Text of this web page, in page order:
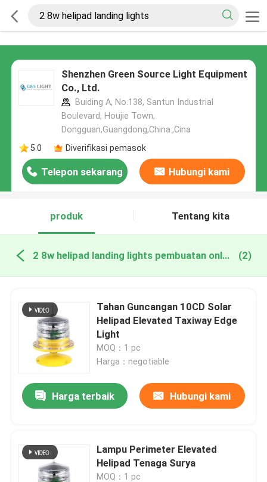
Shenzhen Green Source Light Equipment
Co., Ltd.
Buiding A, No.138, Santun Industrial
Boulevard, Houjie Town,
Dongguan,Guangdong,China.,Cina
5.0
Diverifikasi pemasok
Telepon sekarang Hubungi kami
produk Tentang kita
2 8w helipad landing lights pembuatan online (2)
Tahan Guncangan 10CD Solar
Helipad Elevated Taxiway Edge
Light
MOQ：1 pc
Harga：negotiable
Harga terbaik Hubungi kami
Lampu Perimeter Elevated
Helipad Tenaga Surya
MOQ：1 pc